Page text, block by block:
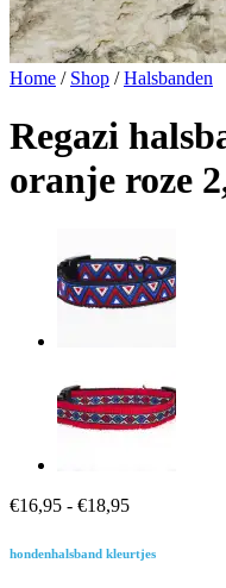
Home / Shop / Halsbanden
Regazi
oranje roze
€16,95 - €18,95Prijsklasse:
tot
hondenhalsband kleurtjes